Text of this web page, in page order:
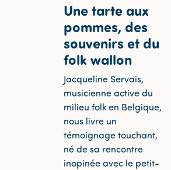
Une tarte aux
pommes, des
souvenirs et du
folk wallon
Jacqueline Servais,
musicienne active du
milieu folk en Belgique,
nous livre un
témoignage touchant,
né de sa rencontre
inopinée avec le petit-